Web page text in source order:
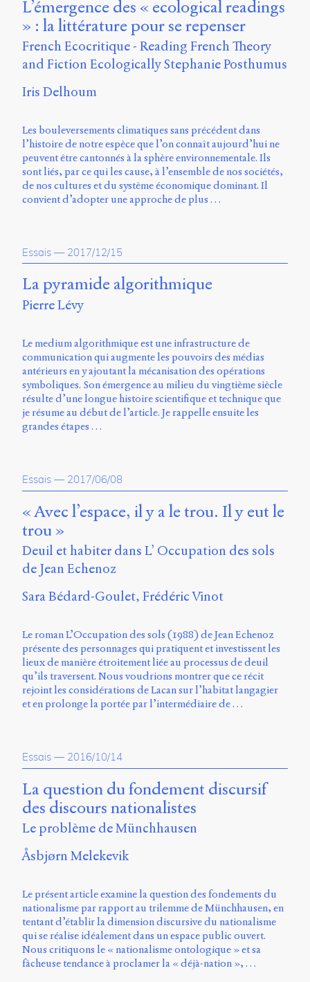
Greis,
Timothée
Guicherd,
Servanne
Monjour,
Sauret
Marcello
Vitali-
de
2018
L’émergence des « ecological readings
» : la littérature pour se repenser
French Ecocritique - Reading French Theory
and Fiction Ecologically Stephanie Posthumus
Iris Delhoum
Les bouleversements climatiques sans précédent dans
l’histoire de notre espèce que l’on connaît aujourd’hui ne
peuvent être cantonnés à la sphère environnementale. Ils
sont liés, par ce qui les cause, à l’ensemble de nos sociétés,
de nos cultures et du système économique dominant. Il
convient d’adopter une approche de plus …
Essais — 2017/12/15
La pyramide algorithmique
Pierre Lévy
Le medium algorithmique est une infrastructure de
communication qui augmente les pouvoirs des médias
antérieurs en y ajoutant la mécanisation des opérations
symboliques. Son émergence au milieu du vingtième siècle
résulte d’une longue histoire scientifique et technique que
je résume au début de l’article. Je rappelle ensuite les
grandes étapes …
Essais — 2017/06/08
« Avec l’espace, il y a le trou. Il y eut le
trou »
Deuil et habiter dans L’ Occupation des sols
de Jean Echenoz
Sara Bédard-Goulet Frédéric Vinot
Le roman L’Occupation des sols (1988) de Jean Echenoz
présente des personnages qui pratiquent et investissent les
lieux de manière étroitement liée au processus de deuil
qu’ils traversent. Nous voudrions montrer que ce récit
rejoint les considérations de Lacan sur l’habitat langagier
et en prolonge la portée par l’intermédiaire de …
Essais — 2016/10/14
La question du fondement discursif
des discours nationalistes
Le problème de Münchhausen
Åsbjørn Melekevik
Le présent article examine la question des fondements du
nationalisme par rapport au trilemme de Münchhausen, en
tentant d’établir la dimension discursive du nationalisme
qui se réalise idéalement dans un espace public ouvert.
Nous critiquons le « nationalisme ontologique » et sa
fâcheuse tendance à proclamer la « déjà-nation », …